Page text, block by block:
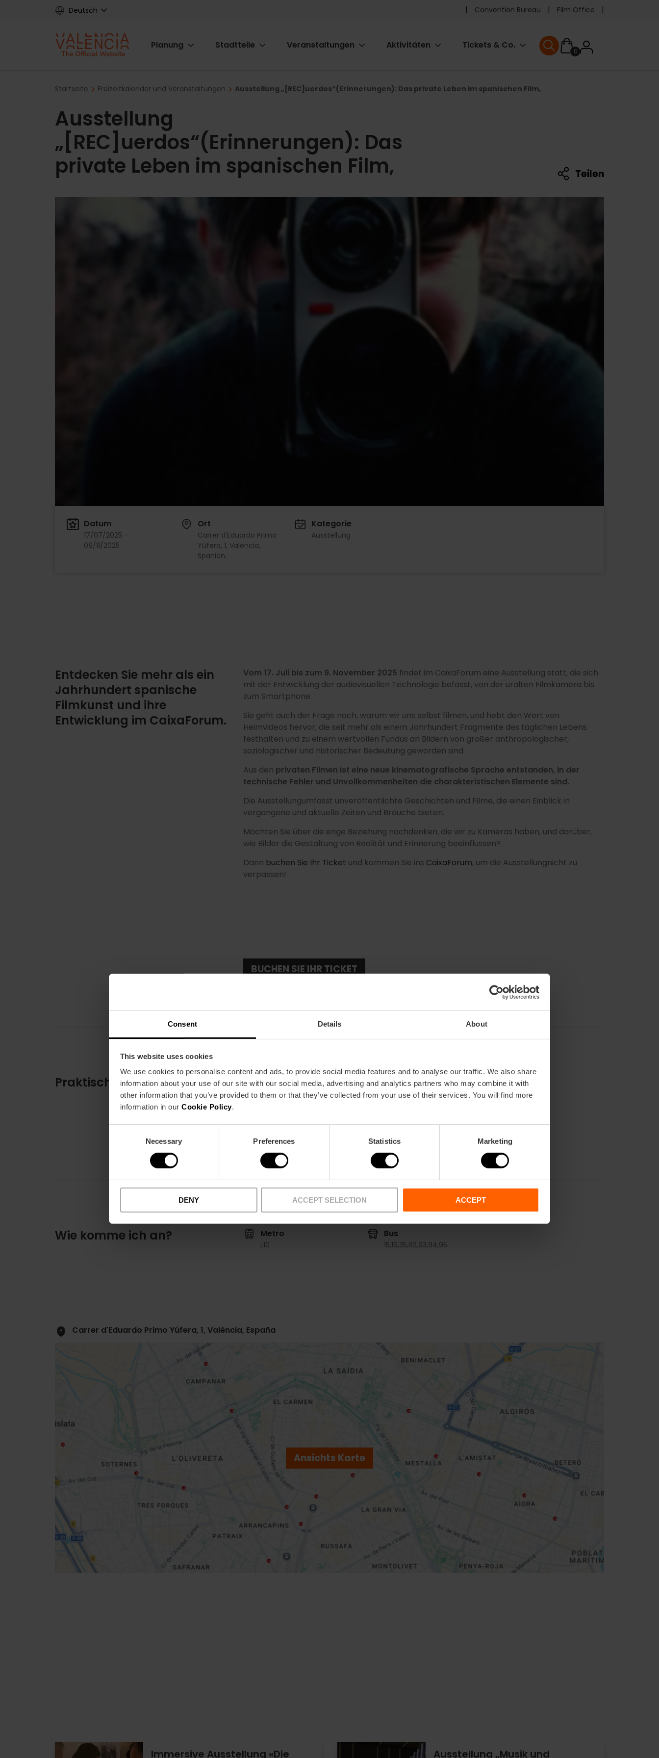
Consent Details About
This website uses cookies
We use cookies to personalise content and ads, to provide social media features and to analyse our traffic. We also share
information about your use of our site with our social media, advertising and analytics partners who may combine it with
other information that you’ve provided to them or that they’ve collected from your use of their services. You will find more
information in our Cookie Policy.
Necessary Preferences Statistics Marketing
DENY ACCEPT SELECTION ACCEPT
Deutsch
Pre
header
Convention Bureau Film Office
Main
Planung Stadtteile Veranstaltungen Aktivitäten Tickets & Co.
0User
User menu
Breadcrumb
Startseite Freizeitkalender und Veranstaltungen Ausstellung „[REC]uerdos“(Erinnerungen): Das private Leben im spanischen Film,
Ausstellung
„[REC]uerdos“(Erinnerungen): Das
private Leben im spanischen Film,
Teilen
Datum
17/07/2025 -
09/11/2025
Ort
Carrer d'Eduardo Primo
Yúfera, 1, Valencia,
Spanien.
Kategorie
Ausstellung
Entdecken Sie mehr als ein
Jahrhundert spanische
Filmkunst und ihre
Entwicklung im CaixaForum.
Vom 17. Juli bis zum 9. November 2025 findet im CaixaForum eine Ausstellung statt, die sich
mit der Entwicklung der audiovisuellen Technologie befasst, von der uralten Filmkamera bis
zum Smartphone.
Sie geht auch der Frage nach, warum wir uns selbst filmen, und hebt den Wert von
Heimvideos hervor, die seit mehr als einem Jahrhundert Fragmente des täglichen Lebens
festhalten und zu einem wertvollen Fundus an Bildern von großer anthropologischer,
soziologischer und historischer Bedeutung geworden sind.
Aus den privaten Filmen ist eine neue kinematografische Sprache entstanden, in der
technische Fehler und Unvollkommenheiten die charakteristischen Elemente sind.
Die Ausstellungumfasst unveröffentlichte Geschichten und Filme, die einen Einblick in
vergangene und aktuelle Zeiten und Bräuche bieten.
Möchten Sie über die enge Beziehung nachdenken, die wir zu Kameras haben, und darüber,
wie Bilder die Gestaltung von Realität und Erinnerung beeinflussen?
Dann buchen Sie Ihr Ticket und kommen Sie ins CaixaForum, um die Ausstellungnicht zu
verpassen!
BUCHEN SIE IHR TICKET
Praktische Informationen Datum
17/07/2025 - 09/11/2025
Wie komme ich an? Metro
L10
Bus
15,19,35,92,93,94,95
Carrer d'Eduardo Primo Yúfera, 1, València, España
Ansichts Karte
Richtungen
sidebar
Immersive Ausstellung «Die Ausstellung „Musik und